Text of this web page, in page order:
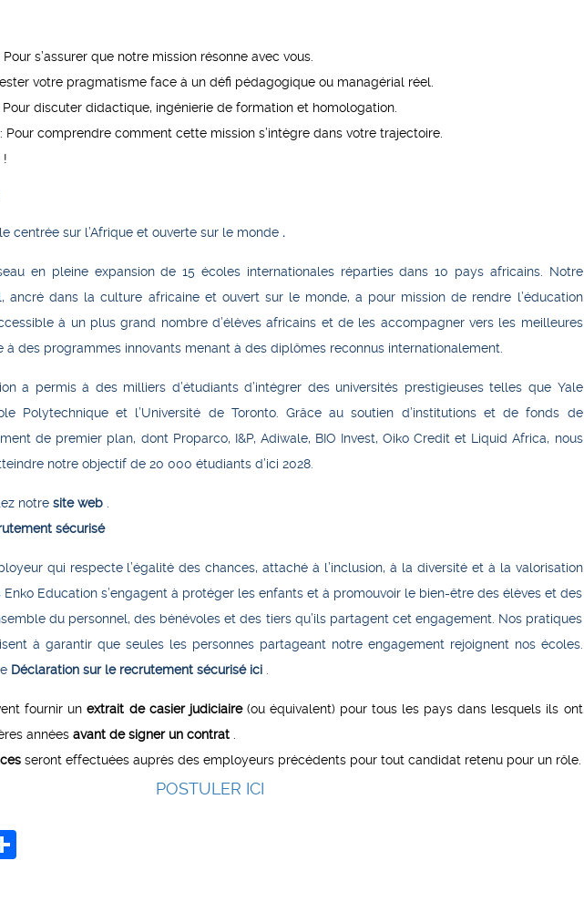
Pour s’assurer que notre mission résonne avec vous.
votre pragmatisme face à un défi pédagogique ou managérial réel.
Pour discuter didactique, ingénierie de formation et homologation.
Pour comprendre comment cette mission s’intègre dans votre trajectoire.
!
centrée sur l’Afrique et ouverte sur le monde .
en pleine expansion de 15 écoles internationales réparties dans 10 pays africains. Notre
ancré dans la culture africaine et ouvert sur le monde, a pour mission de rendre l’éducation
à un plus grand nombre d’élèves africains et de les accompagner vers les meilleures
à des programmes innovants menant à des diplômes reconnus internationalement.
a permis à des milliers d’étudiants d’intégrer des universités prestigieuses telles que Yale
Polytechnique et l’Université de Toronto. Grâce au soutien d’institutions et de fonds de
de premier plan, dont Proparco, I&P, Adiwale, BIO Invest, Oiko Credit et Liquid Africa, nous
notre objectif de 20 000 étudiants d’ici 2028.
notre site web .
sécurisé
qui respecte l’égalité des chances, attaché à l’inclusion, à la diversité et à la valorisation
Education s’engagent à protéger les enfants et à promouvoir le bien-être des élèves et des
du personnel, des bénévoles et des tiers qu’ils partagent cet engagement. Nos pratiques
à garantir que seules les personnes partageant notre engagement rejoignent nos écoles.
Déclaration sur le recrutement sécurisé ici .
fournir unextrait de casier judiciaire(ou équivalent) pour tous les pays dans lesquels ils ont
années avant de signer un contrat .
seront effectuées auprès des employeurs précédents pour tout candidat retenu pour un rôle.
POSTULER ICI